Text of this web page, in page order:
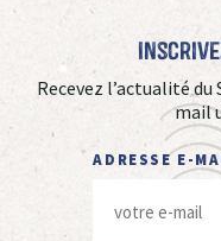
Recevez l’actualité
mail
ADRESSE E-